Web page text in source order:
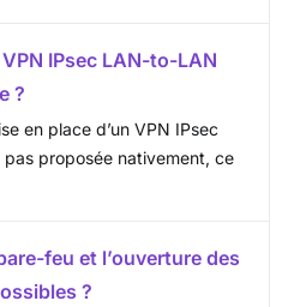
IPsec LAN-to-LAN
?
en place d’un VPN IPsec
pas proposée nativement, ce
feu et l’ouverture des
?